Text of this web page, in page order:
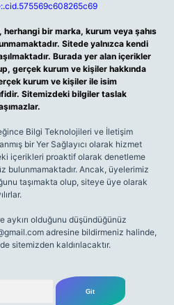
bir marka, kurum veya şahıs
Sitede yalnızca kendi
Burada yer alan içerikler
gerçek kurum ve kişiler hakkında
kurum ve kişiler ile isim
Sitemizdeki bilgiler taslak
Bilgi Teknolojileri ve İletişim
bir Yer Sağlayıcı olarak hizmet
içerikleri proaktif olarak denetleme
bulunmamaktadır. Ancak, üyelerimiz
taşımakta olup, siteye üye olarak
olduğunu düşündüğünüz
adresine bildirmeniz halinde,
sitemizden kaldırılacaktır.